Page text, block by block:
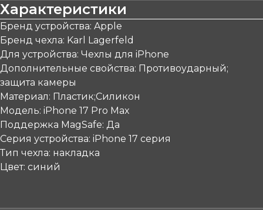
Характеристики
Бренд устройства: Apple
Бренд чехла: Karl Lagerfeld
Для устройства: Чехлы для iPhone
Дополнительные свойства: Противоударный;
защита камеры
Материал: Пластик;Силикон
Модель: iPhone 17 Pro Max
Поддержка MagSafe: Да
Серия устройства: iPhone 17 серия
Тип чехла: накладка
Цвет: синий